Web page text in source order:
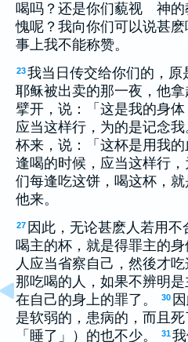
喝吗？还是你们藐视 神的
愧呢？我向你们可以说甚
事上我不能称赞。
23我当日传交给你们的，原
耶稣被出卖的那一夜，他拿
擘开，说：「这是我的身
应当这样行，为的是记念我
杯来，说：「这杯是用我
逢喝的时候，应当这样行，
们每逢吃这饼，喝这杯，
他来。
27 因此，无论甚麽人若用不
喝主的杯，就是得罪主的身
人应当省察自己，然後才吃
那吃喝的人，如果不辨明
在自己的身上的罪了。
30
是软弱的，患病的，而且
「睡了」）的也不少。
31